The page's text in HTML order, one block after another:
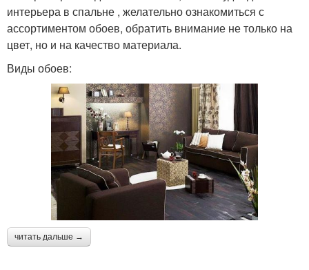
интерьера в спальне , желательно ознакомиться с
ассортиментом обоев, обратить внимание не только на
цвет, но и на качество материала.
Виды обоев:
читать дальше →